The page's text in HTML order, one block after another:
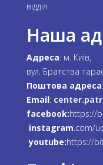
відділ
Наша
Адреса: м. Київ,
вул. Братства
Поштова адреса
Email:
facebook:https://
instagram.com/
youtube:https://